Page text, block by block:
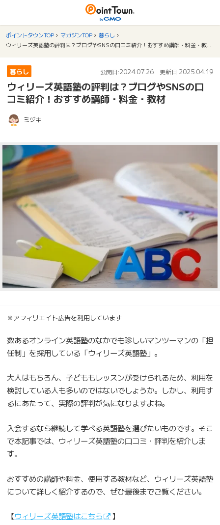
ポイントタウンTOP マガジンTOP
暮らし
暮らし 公開日:2024.07.26 更新日:2025.04.19
ウィリーズ英語塾の評判は？ブログやSNSの口
コミ紹介！おすすめ講師・料金・教材
ミヅキ
※アフィリエイト広告を利用しています
数あるオンライン英語塾のなかでも珍しいマンツーマンの「担
任制」を採用している「ウィリーズ英語塾」。
大人はもちろん、子どももレッスンが受けられるため、利用を
検討している人も多いのではないでしょうか。しかし、利用す
るにあたって、実際の評判が気になりますよね。
入会するなら継続して学べる英語塾を選びたいものです。そこ
で本記事では、ウィリーズ英語塾の口コミ・評判を紹介しま
す。
おすすめの講師や料金、使用する教材など、ウィリーズ英語塾
について詳しく紹介するので、ぜひ最後までご覧ください。
【ウィリーズ英語塾はこちら 】